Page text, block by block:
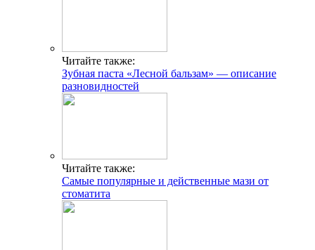
Читайте также:
Зубная паста «Лесной бальзам» — описание
разновидностей
Читайте также:
Самые популярные и действенные мази от
стоматита